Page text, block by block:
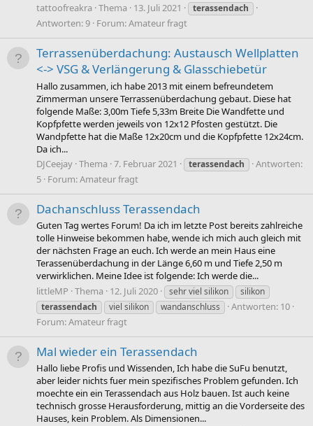
tattoofreakra Thema 13. Juli 2021 terassendach
Antworten: 9 Forum:Amateur fragt
Terrassenüberdachung: Austausch Wellplatten
<-> VSG & Verlängerung & Glasschiebetür
Hallo zusammen, ich habe 2013 mit einem befreundetem
Zimmerman unsere Terrassenüberdachung gebaut. Diese hat
folgende Maße: 3,00m Tiefe 5,33m Breite Die Wandfette und
Kopfpfette werden jeweils von 12x12 Pfosten gestützt. Die
Wandpfette hat die Maße 12x20cm und die Kopfpfette 12x24cm.
Da ich...
DJCeejay Thema 7. Februar 2021 terassendach
Antworten:
5 Forum:Amateur fragt
Dachanschluss Terassendach
Guten Tag wertes Forum! Da ich im letzte Post bereits zahlreiche
tolle Hinweise bekommen habe, wende ich mich auch gleich mit
der nächsten Frage an euch. Ich werde an mein Haus eine
Terassenüberdachung in der Länge 6,60 m und Tiefe 2,50 m
verwirklichen. Meine Idee ist folgende: Ich werde die...
littleMP Thema 12. Juli 2020 sehr viel silikon
silikon
terassendach
viel silikon wandanschluss
Antworten: 10
Forum:Amateur fragt
Mal wieder ein Terassendach
Hallo liebe Profis und Wissenden, Ich habe die SuFu benutzt,
aber leider nichts fuer mein spezifisches Problem gefunden. Ich
moechte ein ein Terassendach aus Holz bauen. Ist auch keine
technisch grosse Herausforderung, mittig an die Vorderseite des
Hauses, kein Problem. Als Dimensionen...